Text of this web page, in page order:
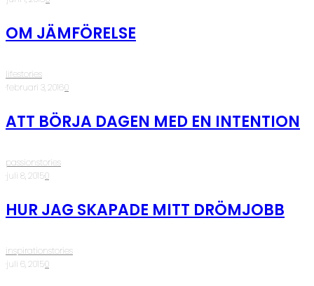
OM JÄMFÖRELSE
lifestories
·februari 3, 2016·0
ATT BÖRJA DAGEN MED EN INTENTION
passionstories
·juli 8, 2015·0
HUR JAG SKAPADE MITT DRÖMJOBB
inspirationstories
·juli 6, 2015·0